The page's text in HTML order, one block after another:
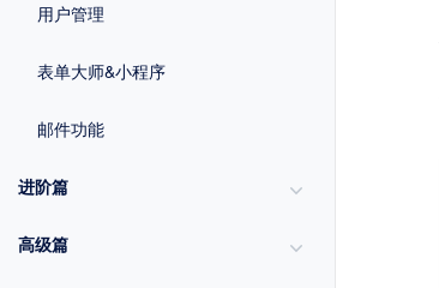
用户管理
表单大师&小程序
邮件功能
进阶篇
高级篇